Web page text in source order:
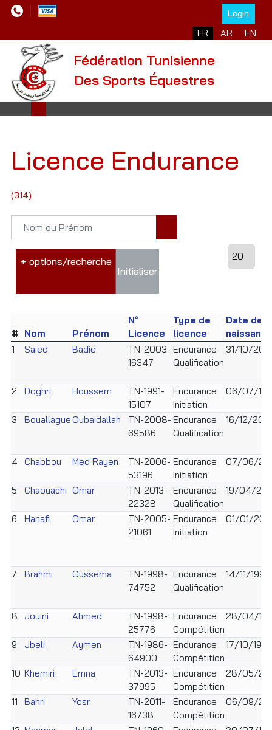
Login
FR AR EN
Fédération Tunisienne
Des Sports Équestres
Licence Endurance
(314)
+ options/recherche
Initialiser
# Nom Prénom
N°
Licence
Type de
licence
Date de
naissance
1
Saied Badie
TN-2003-
16347
Endurance
Qualification
31/10/
2 Doghri Houssem
TN-1991-
15107
Endurance
Initiation
06/07/
3 BouallagueOubaidallah
TN-2008-
69586
Endurance
Qualification
16/12/
4 Chabbou Med Rayen
TN-2006-
53196
Endurance
Initiation
07/06/
5 Chaouachi Omar
TN-2013-
22328
Endurance
Qualification
19/04/
6 Hanafi Omar
TN-2005-
21061
Endurance
Initiation
01/01/
7 Brahmi Oussema
TN-1998-
74752
Endurance
Qualification
14/11/1998
8 Jouini Ahmed
TN-1998-
25776
Endurance
Compétition
28/04/
9 Jbeli Aymen
TN-1986-
64900
Endurance
Compétition
17/10/
10 Khemiri Emna
TN-2013-
37995
Endurance
Compétition
28/05/
11 Bahri Yosr
TN-2011-
16738
Endurance
Compétition
06/09/